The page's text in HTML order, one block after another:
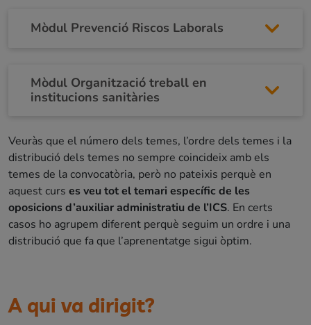
Mòdul Prevenció Riscos Laborals
Mòdul Organització treball en
institucions sanitàries
Veuràs que el número dels temes, l’ordre dels temes i la
distribució dels temes no sempre coincideix amb els
temes de la convocatòria, però no pateixis perquè en
aquest curs es veu tot el temari específic de les
oposicions d’auxiliar administratiu de l’ICS. En certs
casos ho agrupem diferent perquè seguim un ordre i una
distribució que fa que l’aprenentatge sigui òptim.
A qui va dirigit?